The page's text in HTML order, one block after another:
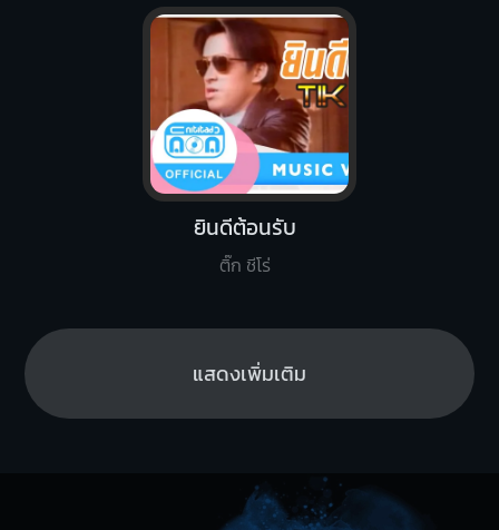
ยินดีต้อนรับ
ติ๊ก ชีโร่
แสดงเพิ่มเติม